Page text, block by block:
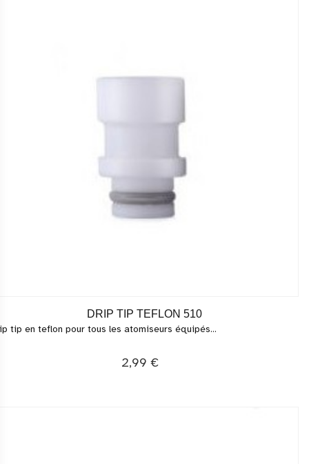
DRIP TIP TEFLON 510
tip en teflon pour tous les atomiseurs équipés...
2,99 €